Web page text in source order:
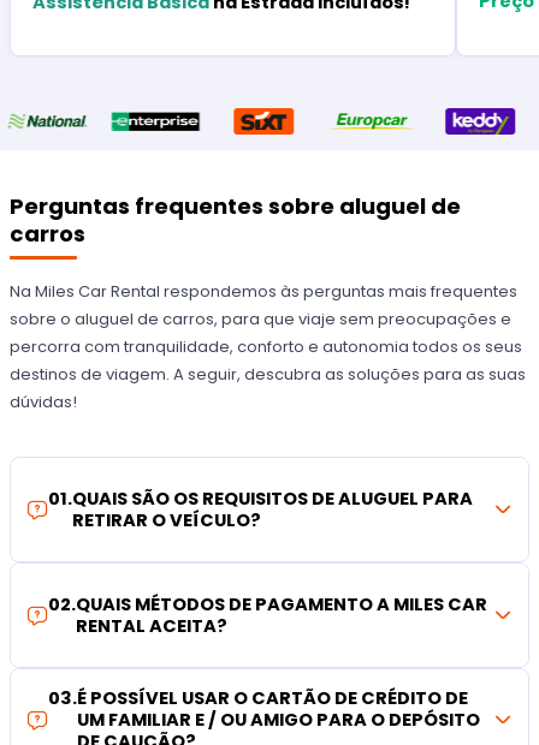
Perguntas frequentes sobre aluguel de
carros
Na Miles Car Rental respondemos às perguntas mais frequentes
sobre o aluguel de carros, para que viaje sem preocupações e
percorra com tranquilidade, conforto e autonomia todos os seus
destinos de viagem. A seguir, descubra as soluções para as suas
dúvidas!
01.QUAIS SÃO OS REQUISITOS DE ALUGUEL PARA
RETIRAR O VEÍCULO?
02.QUAIS MÉTODOS DE PAGAMENTO A MILES CAR
RENTAL ACEITA?
03.É POSSÍVEL USAR O CARTÃO DE CRÉDITO DE
UM FAMILIAR E / OU AMIGO PARA O DEPÓSITO